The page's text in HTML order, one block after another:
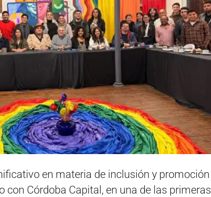
en materia de inclusión y promoción
con Córdoba Capital, en una de las primeras